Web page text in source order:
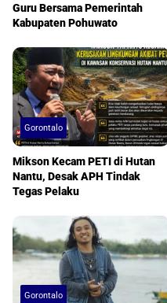
Guru Bersama Pemerintah
Kabupaten Pohuwato
Gorontalo
Mikson Kecam PETI di Hutan
Nantu, Desak APH Tindak
Tegas Pelaku
Gorontalo